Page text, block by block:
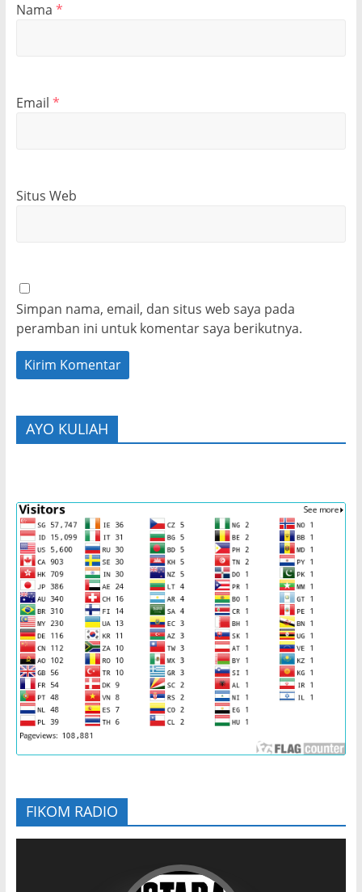
Nama *
Email *
Situs Web
Simpan nama, email, dan situs web saya pada
peramban ini untuk komentar saya berikutnya.
AYO KULIAH
FIKOM RADIO